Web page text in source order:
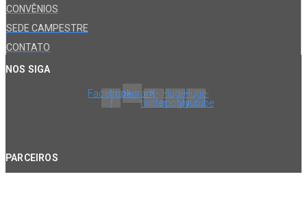
CONVÊNIOS
SEDE CAMPESTRE
CONTATO
NOS SIGA
Facebook-
f
InstagramX-
twitter
Huge-
spotify
Huge-
youtube
PARCEIROS